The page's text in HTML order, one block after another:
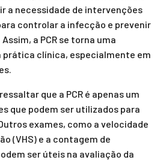
a necessidade de intervenções
controlar a infecção e prevenir
a PCR se torna uma
prática clínica, especialmente em
que a PCR é apenas um
que podem ser utilizados para
exames, como a velocidade
(VHS) e a contagem de
ser úteis na avaliação da